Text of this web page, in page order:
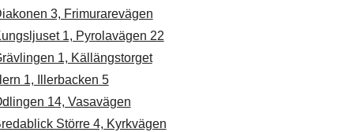
3, Frimurarevägen
1, Pyrolavägen 22
1, Källängstorget
Illern 1, Illerbacken 5
14, Vasavägen
Större 4, Kyrkvägen